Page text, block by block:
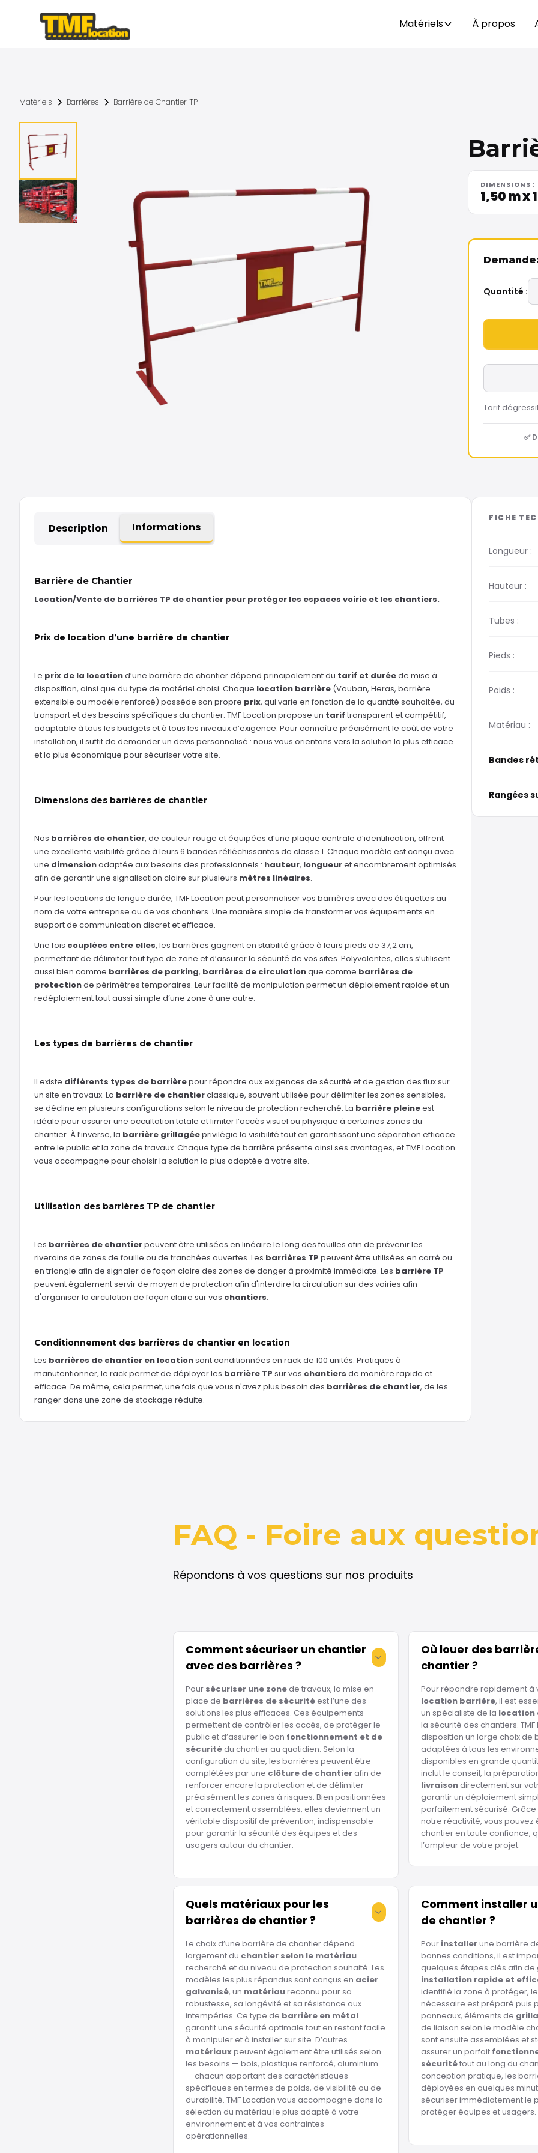
Matériels À propos
Matériels Barrières Barrière de Chantier TP
DIMENSIONS :
1,50 m x
Quantité :
Tarif
✅
Description Informations
Barrière de Chantier
Location/Vente de barrières TP de chantier pour protéger les espaces voirie et les chantiers.
Prix de location d’une barrière de chantier
Le prix de la locationd’une barrière de chantier dépend principalement du tarif et duréede mise à
disposition, ainsi que du type de matériel choisi. Chaque location barrière (Vauban, Heras, barrière
extensible ou modèle renforcé) possède son propre prix, qui varie en fonction de la quantité souhaitée, du
transport et des besoins spécifiques du chantier. TMF Location propose un tarif transparent et compétitif,
adaptable à tous les budgets et à tous les niveaux d’exigence. Pour connaître précisément le coût de votre
installation, il suffit de demander un devis personnalisé : nous vous orientons vers la solution la plus efficace
et la plus économique pour sécuriser votre site.
Dimensions des barrières de chantier
Nos barrières de chantier, de couleur rouge et équipées d’une plaque centrale d’identification, offrent
une excellente visibilité grâce à leurs 6 bandes réfléchissantes de classe 1. Chaque modèle est conçu avec
une dimensionadaptée aux besoins des professionnels : hauteur, longueuret encombrement optimisés
afin de garantir une signalisation claire sur plusieurs mètres linéaires.
Pour les locations de longue durée, TMF Location peut personnaliser vos barrières avec des étiquettes au
nom de votre entreprise ou de vos chantiers. Une manière simple de transformer vos équipements en
support de communication discret et efficace.
Une fois couplées entre elles, les barrières gagnent en stabilité grâce à leurs pieds de 37,2 cm,
permettant de délimiter tout type de zone et d’assurer la sécurité de vos sites. Polyvalentes, elles s’utilisent
aussi bien comme barrières de parking, barrières de circulationque comme barrières de
protectionde périmètres temporaires. Leur facilité de manipulation permet un déploiement rapide et un
redéploiement tout aussi simple d’une zone à une autre.
Les types de barrières de chantier
Il existe différents types de barrièrepour répondre aux exigences de sécurité et de gestion des flux sur
un site en travaux. La barrière de chantierclassique, souvent utilisée pour délimiter les zones sensibles,
se décline en plusieurs configurations selon le niveau de protection recherché. La barrière pleineest
idéale pour assurer une occultation totale et limiter l’accès visuel ou physique à certaines zones du
chantier. À l’inverse, la barrière grillagéeprivilégie la visibilité tout en garantissant une séparation efficace
entre le public et la zone de travaux. Chaque type de barrière présente ainsi ses avantages, et TMF Location
vous accompagne pour choisir la solution la plus adaptée à votre site.
Utilisation des barrières TP de chantier
Les barrières de chantierpeuvent être utilisées en linéaire le long des fouilles afin de prévenir les
riverains de zones de fouille ou de tranchées ouvertes. Les barrières TP peuvent être utilisées en carré ou
en triangle afin de signaler de façon claire des zones de danger à proximité immédiate. Les barrière TP
peuvent également servir de moyen de protection afin d'interdire la circulation sur des voiries afin
d'organiser la circulation de façon claire sur vos chantiers.
Conditionnement des barrières de chantier en location
Les barrières de chantier en locationsont conditionnées en rack de 100 unités. Pratiques à
manutentionner, le rack permet de déployer les barrière TP sur vos chantiers de manière rapide et
efficace. De même, cela permet, une fois que vous n'avez plus besoin des barrières de chantier, de les
ranger dans une zone de stockage réduite.
Longueur :
Hauteur :
Tubes :
Pieds :
Poids :
Matériau :
Bandes
Rangées
FAQ - Foire aux
Répondons à vos questions sur nos produits
Comment sécuriser un chantier
avec des barrières ?
Pour sécuriser une zone de travaux, la mise en
place de barrières de sécurité est l’une des
solutions les plus efficaces. Ces équipements
permettent de contrôler les accès, de protéger le
public et d’assurer le bon fonctionnement et de
sécurité du chantier au quotidien. Selon la
configuration du site, les barrières peuvent être
complétées par une clôture de chantier afin de
renforcer encore la protection et de délimiter
précisément les zones à risques. Bien positionnées
et correctement assemblées, elles deviennent un
véritable dispositif de prévention, indispensable
pour garantir la sécurité des équipes et des
usagers autour du chantier.
Où louer des
chantier ?
Pour répondre rapidement à
location barrière, il est
un spécialiste de la location
la sécurité des chantiers.
disposition un large choix de
adaptées à tous les
disponibles en grande
inclut le conseil, la
livraison directement sur
garantir un déploiement
parfaitement sécurisé.
notre réactivité, vous pouvez
chantier en toute confiance,
l’ampleur de votre projet.
Quels matériaux pour les
barrières de chantier ?
Le choix d’une barrière de chantier dépend
largement du chantier selon le matériau
recherché et du niveau de protection souhaité. Les
modèles les plus répandus sont conçus en acier
galvanisé, un matériaureconnu pour sa
robustesse, sa longévité et sa résistance aux
intempéries. Ce type de barrière en métal
garantit une sécurité optimale tout en restant facile
à manipuler et à installer sur site. D’autres
matériauxpeuvent également être utilisés selon
les besoins — bois, plastique renforcé, aluminium
— chacun apportant des caractéristiques
spécifiques en termes de poids, de visibilité ou de
durabilité. TMF Location vous accompagne dans la
sélection du matériau le plus adapté à votre
environnement et à vos contraintes
opérationnelles.
Comment installer
de chantier ?
Pour installerune barrière
bonnes conditions, il est
quelques étapes clés afin de
installation rapide et
identifié la zone à protéger,
nécessaire est préparé puis
panneaux, éléments de
de liaison selon le modèle
sont ensuite assemblées et
assurer un parfait
sécuritétout au long du
conception pratique, les
déployées en quelques
sécuriser immédiatement le
protéger équipes et usagers.